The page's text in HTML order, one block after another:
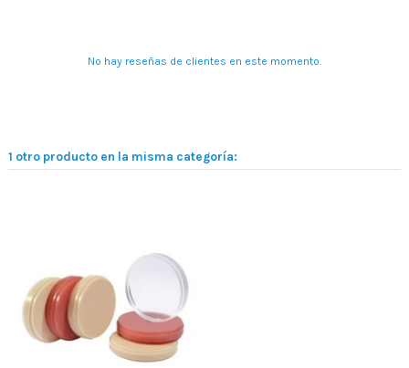
No hay reseñas de clientes en este momento.
1 otro producto en la misma categoría: